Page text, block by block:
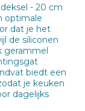
- 20 cm
optimale
dat je het
de siliconen
gerammel
biedt een
je keuken
dagelijks